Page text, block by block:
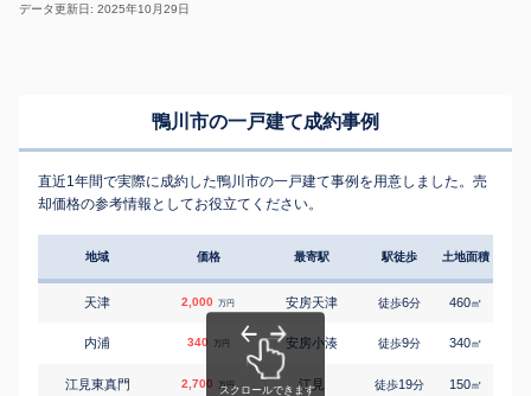
データ更新日: 2025年10月29日
鴨川市の一戸建て成約事例
直近1年間で実際に成約した鴨川市の一戸建て事例を用意しました。売
却価格の参考情報としてお役立てください。
地域 価格 最寄駅 駅徒歩 土地面積
天津 2,000 万円 安房天津 徒歩6分 460㎡
内浦 340 万円 安房小湊 徒歩9分 340㎡
江見東真門 2,700 万円 江見 徒歩19分 150㎡